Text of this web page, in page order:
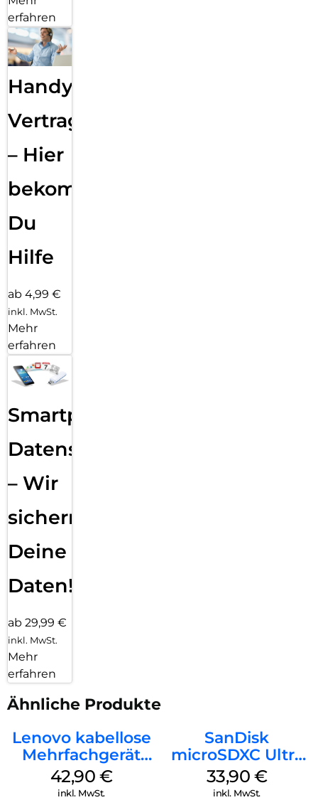
erfahren
Handy
Vertragsabwicklung
– Hier
bekommst
Du
Hilfe
ab 4,99 €
inkl. MwSt.
Mehr
erfahren
Smartphone
Datensicherung
– Wir
sichern
Deine
Daten!
ab 29,99 €
inkl. MwSt.
Mehr
erfahren
Ähnliche Produkte
Lenovo kabellose
Mehrfachgerät
Luna Grey
42,90 €
inkl. MwSt.
SanDisk
microSDXC Ultra
128 GB + Adapter
Mobile
33,90 €
inkl. MwSt.